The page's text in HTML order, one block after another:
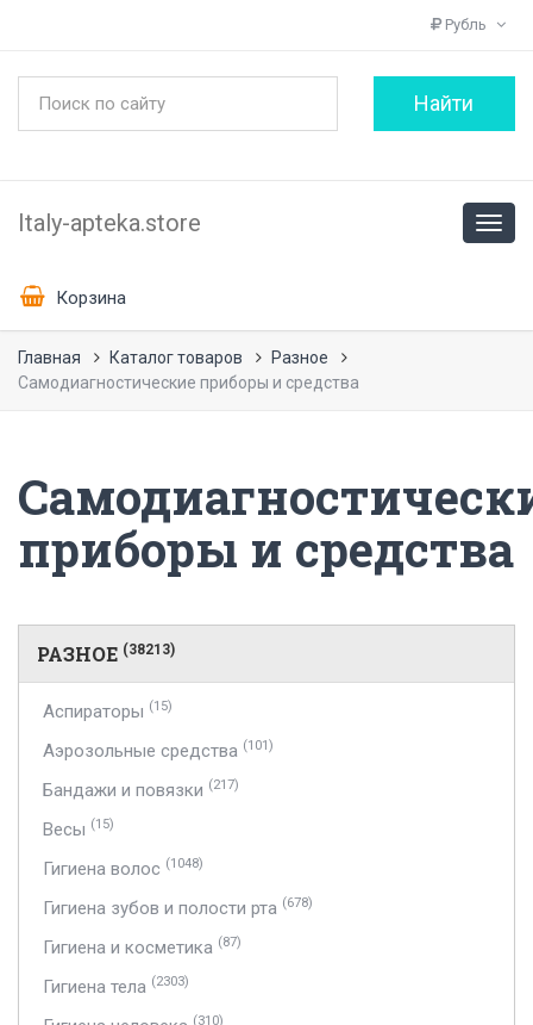
Рубль
Italy-apteka.store
Корзина
Главная Каталог товаров
Разное
Самодиагностические приборы и средства
приборы и средства
РАЗНОЕ (38213)
Аспираторы (15)
Аэрозольные средства (101)
Бандажи и повязки (217)
Весы (15)
Гигиена волос (1048)
Гигиена зубов и полости рта (678)
Гигиена и косметика (87)
Гигиена тела (2303)
(310)